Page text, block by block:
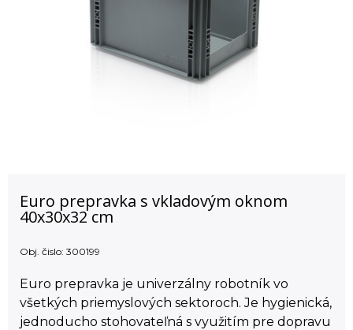
Euro prepravka s vkladovým oknom
40x30x32 cm
Obj. čislo: 300199
Euro prepravka je univerzálny robotník vo
všetkých priemyslových sektoroch. Je hygienická,
jednoducho stohovateľná s využitím pre dopravu